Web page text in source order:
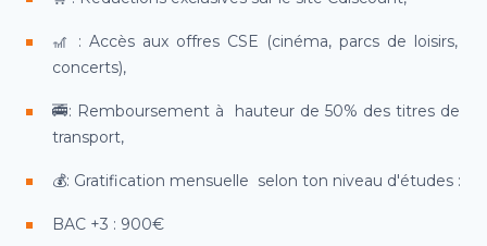
🎢
: Accès aux offres CSE (cinéma, parcs de loisirs,
concerts),
🚎: Remboursement à hauteur de 50% des titres de
transport,
💰: Gratification mensuelle selon ton niveau d'études :
BAC +3 : 900€